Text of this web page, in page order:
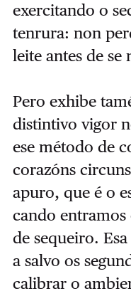
exercitando o
tenrura: non
leite antes de se
Pero exhibe
distintivo vigor
ese método de
corazóns
apuro, que é o
cando
de sequeiro.
a salvo os
calibrar o